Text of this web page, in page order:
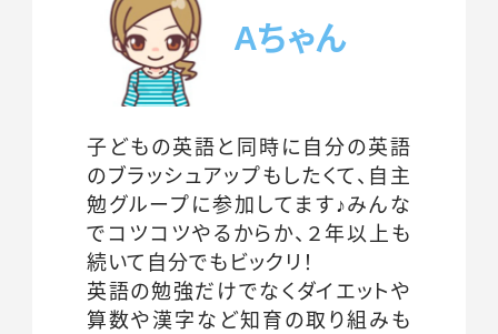
Aちゃん
子どもの英語と同時に自分の英語
のブラッシュアップもしたくて、自主
勉グループに参加してます♪みんな
でコツコツやるからか、２年以上も
続いて自分でもビックリ！
英語の勉強だけでなくダイエットや
算数や漢字など知育の取り組みも